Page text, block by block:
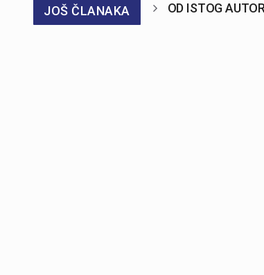
JOŠ ČLANAKA OD ISTOG